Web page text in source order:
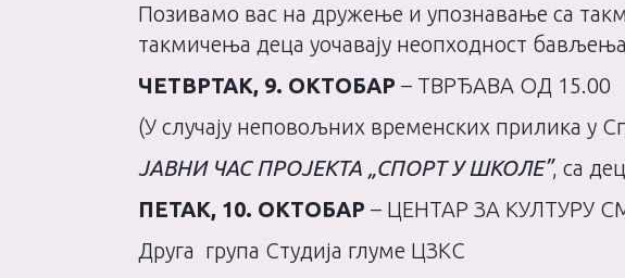
Позивамо вас на дружење и упознавање са
такмичења деца уочавају неопходност
ЧЕТВРТАК, 9. ОКТОБАР – ТВРЂАВА ОД 15.00
(У случају неповољних временских прилика у
ЈАВНИ ЧАС ПРОЈЕКТА „СПОРТ У ШКОЛЕ”, са
ПЕТАК, 10. ОКТОБАР – ЦЕНТАР ЗА КУЛТУРУ
Друга групa Студија глуме ЦЗКС